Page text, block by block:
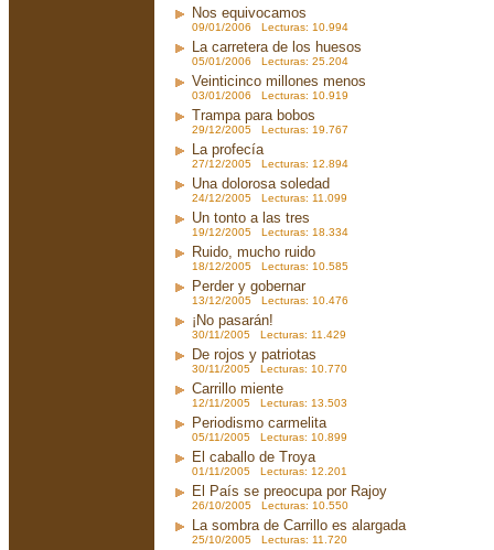
Nos equivocamos
09/01/2006 Lecturas: 10.994
La carretera de los huesos
05/01/2006 Lecturas: 25.204
Veinticinco millones menos
03/01/2006 Lecturas: 10.919
Trampa para bobos
29/12/2005 Lecturas: 19.767
La profecía
27/12/2005 Lecturas: 12.894
Una dolorosa soledad
24/12/2005 Lecturas: 11.099
Un tonto a las tres
19/12/2005 Lecturas: 18.334
Ruido, mucho ruido
18/12/2005 Lecturas: 10.585
Perder y gobernar
13/12/2005 Lecturas: 10.476
¡No pasarán!
30/11/2005 Lecturas: 11.429
De rojos y patriotas
30/11/2005 Lecturas: 10.770
Carrillo miente
12/11/2005 Lecturas: 13.503
Periodismo carmelita
05/11/2005 Lecturas: 10.899
El caballo de Troya
01/11/2005 Lecturas: 12.201
El País se preocupa por Rajoy
26/10/2005 Lecturas: 10.550
La sombra de Carrillo es alargada
25/10/2005 Lecturas: 11.720